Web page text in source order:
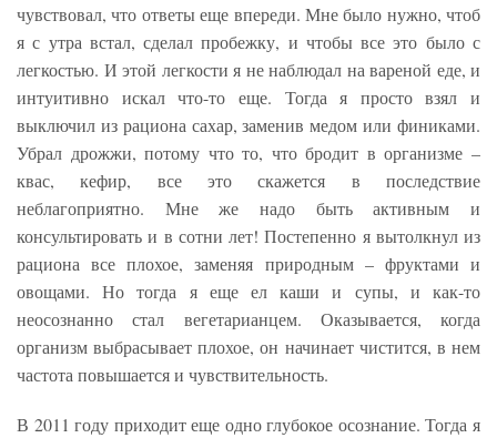
чувствовал, что ответы еще впереди. Мне было нужно, чтоб
я с утра встал, сделал пробежку, и чтобы все это было с
легкостью. И этой легкости я не наблюдал на вареной еде, и
интуитивно искал что-то еще. Тогда я просто взял и
выключил из рациона сахар, заменив медом или финиками.
Убрал дрожжи, потому что то, что бродит в организме –
квас, кефир, все это скажется в последствие
неблагоприятно. Мне же надо быть активным и
консультировать и в сотни лет! Постепенно я вытолкнул из
рациона все плохое, заменяя природным – фруктами и
овощами. Но тогда я еще ел каши и супы, и как-то
неосознанно стал вегетарианцем. Оказывается, когда
организм выбрасывает плохое, он начинает чистится, в нем
частота повышается и чувствительность.
В 2011 году приходит еще одно глубокое осознание. Тогда я